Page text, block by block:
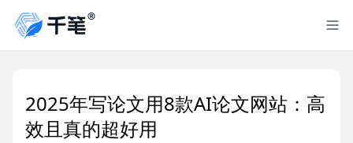
2025年写论文用8款AI论文网站：高
效且真的超好用